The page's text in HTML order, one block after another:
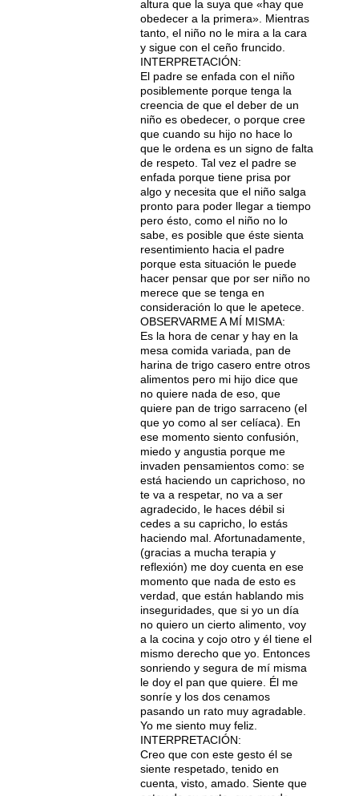
altura que la suya que «hay que
obedecer a la primera». Mientras
tanto, el niño no le mira a la cara
y sigue con el ceño fruncido.
INTERPRETACIÓN:
El padre se enfada con el niño
posiblemente porque tenga la
creencia de que el deber de un
niño es obedecer, o porque cree
que cuando su hijo no hace lo
que le ordena es un signo de falta
de respeto. Tal vez el padre se
enfada porque tiene prisa por
algo y necesita que el niño salga
pronto para poder llegar a tiempo
pero ésto, como el niño no lo
sabe, es posible que éste sienta
resentimiento hacia el padre
porque esta situación le puede
hacer pensar que por ser niño no
merece que se tenga en
consideración lo que le apetece.
OBSERVARME A MÍ MISMA:
Es la hora de cenar y hay en la
mesa comida variada, pan de
harina de trigo casero entre otros
alimentos pero mi hijo dice que
no quiere nada de eso, que
quiere pan de trigo sarraceno (el
que yo como al ser celíaca). En
ese momento siento confusión,
miedo y angustia porque me
invaden pensamientos como: se
está haciendo un caprichoso, no
te va a respetar, no va a ser
agradecido, le haces débil si
cedes a su capricho, lo estás
haciendo mal. Afortunadamente,
(gracias a mucha terapia y
reflexión) me doy cuenta en ese
momento que nada de esto es
verdad, que están hablando mis
inseguridades, que si yo un día
no quiero un cierto alimento, voy
a la cocina y cojo otro y él tiene el
mismo derecho que yo. Entonces
sonriendo y segura de mí misma
le doy el pan que quiere. Él me
sonríe y los dos cenamos
pasando un rato muy agradable.
Yo me siento muy feliz.
INTERPRETACIÓN:
Creo que con este gesto él se
siente respetado, tenido en
cuenta, visto, amado. Siente que